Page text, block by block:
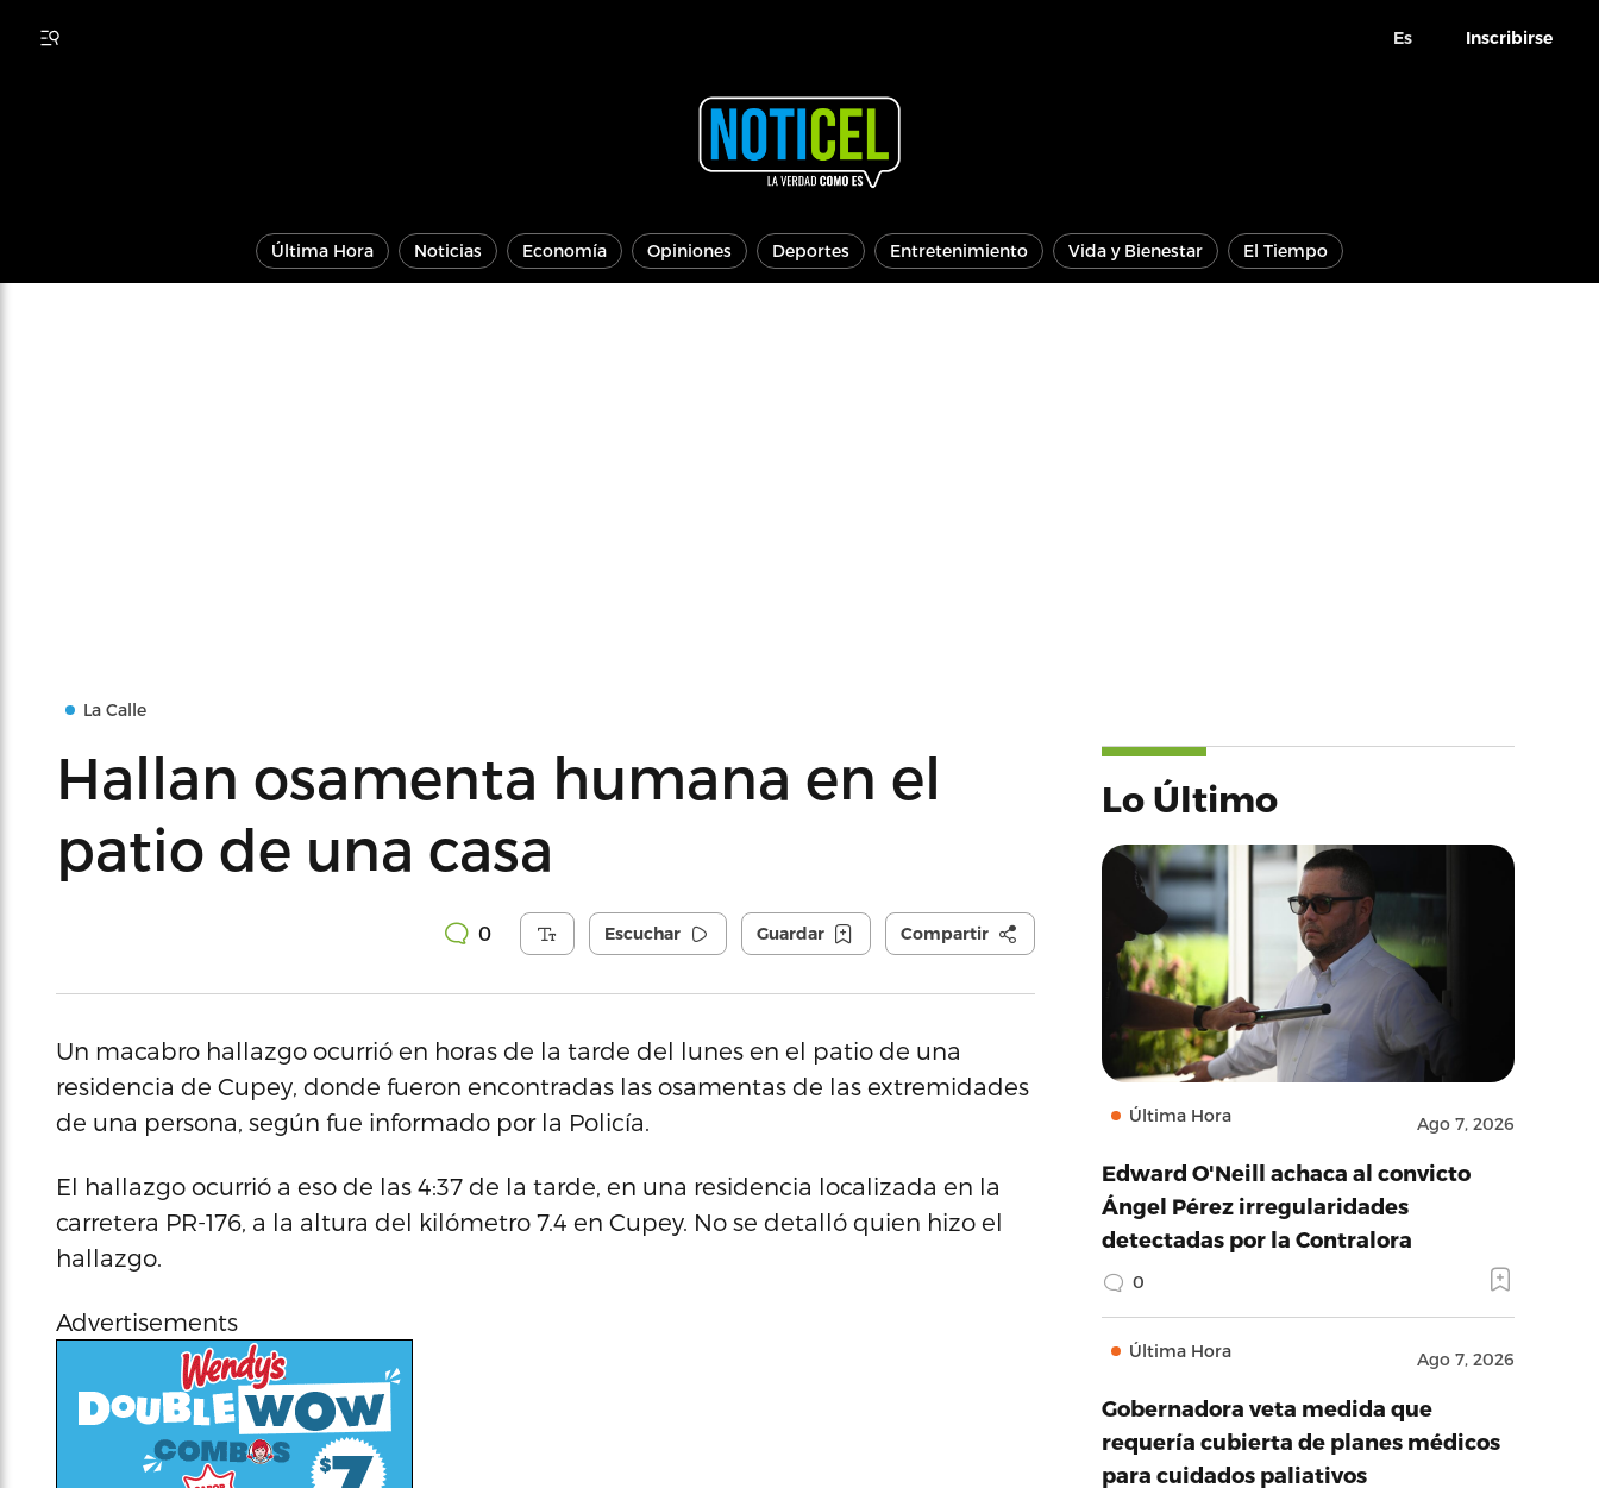
Es Inscribirse
Última Hora Noticias Economía Opiniones Deportes Entretenimiento Vida y Bienestar El Tiempo
La Calle
Hallan osamenta humana en el
patio de una casa
0 Escuchar Guardar Compartir
Un macabro hallazgo ocurrió en horas de la tarde del lunes en el patio de una
residencia de Cupey, donde fueron encontradas las osamentas de las extremidades
de una persona, según fue informado por la Policía.
El hallazgo ocurrió a eso de las 4:37 de la tarde, en una residencia localizada en la
carretera PR-176, a la altura del kilómetro 7.4 en Cupey. No se detalló quien hizo el
hallazgo.
Advertisements
Lo Último
Última Hora Ago 7, 2026
Edward O'Neill achaca al convicto
Ángel Pérez irregularidades
detectadas por la Contralora
0
Última Hora Ago 7, 2026
Gobernadora veta medida que
requería cubierta de planes médicos
para cuidados paliativos